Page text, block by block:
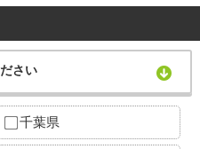
さい
千葉県